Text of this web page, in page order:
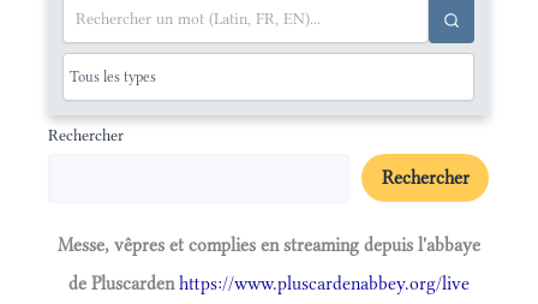
Rechercher
Rechercher
Messe, vêpres et complies en streaming depuis l'abbaye
de Pluscardenhttps://www.pluscardenabbey.org/live